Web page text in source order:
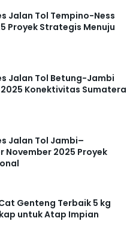
Jalan Tol Tempino-Ness
Proyek Strategis Menuju
Jalan Tol Betung-Jambi
Konektivitas Sumatera
Jalan Tol Jambi–
November 2025 Proyek
Genteng Terbaik 5 kg
untuk Atap Impian